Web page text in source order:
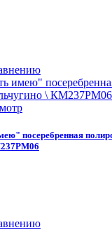
посеребренная